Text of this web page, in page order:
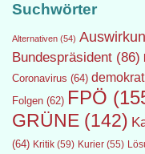
Suchwörter
Alternativen (54)
Bundespräsident (86)
Coronavirus (64)
Folgen (62) FPÖ
GRÜNE (142)
(64) Kritik (59) Kurier (55)